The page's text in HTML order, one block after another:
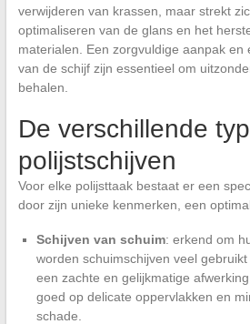
verwijderen van krassen, maar strekt
optimaliseren van de glans en het
materialen. Een zorgvuldige aanpak en
van de schijf zijn essentieel om
behalen.
De verschillende
polijstschijven
Voor elke polijsttaak bestaat er een
door zijn unieke kenmerken, een
Schijven van schuim: erkend om
worden schuimschijven veel
een zachte en gelijkmatige
goed op delicate oppervlakken en
schade.